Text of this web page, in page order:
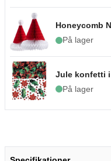
Honeycomb
På lager
Jule konfetti
På lager